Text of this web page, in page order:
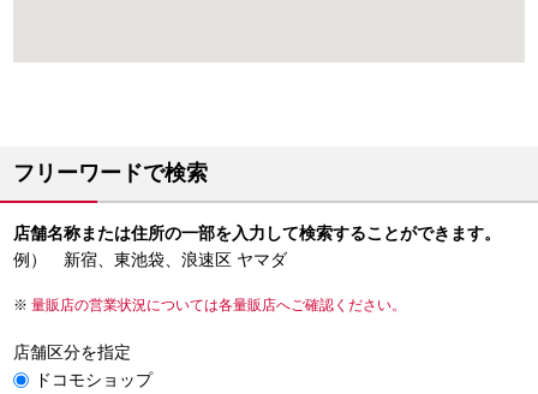
フリーワードで検索
店舗名称または住所の一部を入力して検索することができます。
例） 新宿、東池袋、浪速区 ヤマダ
量販店の営業状況については各量販店へご確認ください。
店舗区分を指定
ドコモショップ